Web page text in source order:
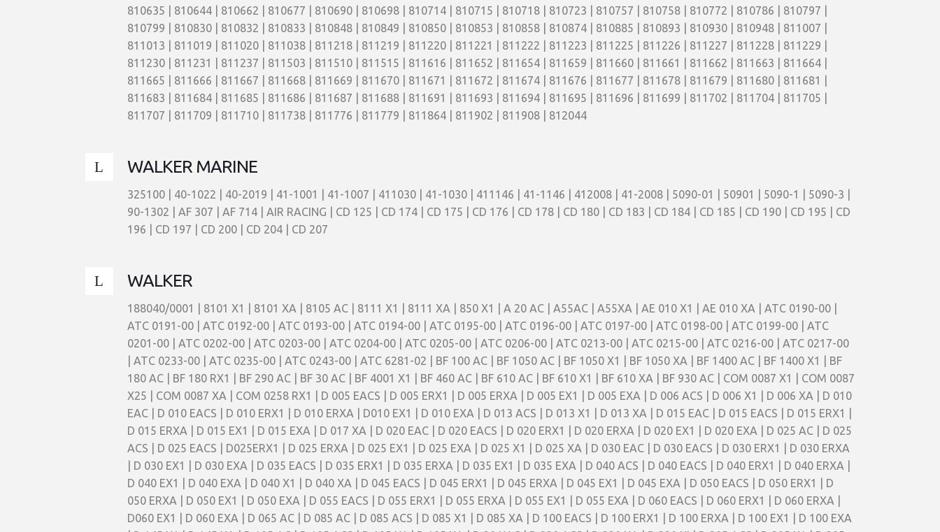
810635 | 810644 | 810662 | 810677 | 810690 | 810698 | 810714 | 810715 | 810718 | 810723 | 810757 | 810758 | 810772 | 810786 | 810797 |
810799 | 810830 | 810832 | 810833 | 810848 | 810849 | 810850 | 810853 | 810858 | 810874 | 810885 | 810893 | 810930 | 810948 | 811007 |
811013 | 811019 | 811020 | 811038 | 811218 | 811219 | 811220 | 811221 | 811222 | 811223 | 811225 | 811226 | 811227 | 811228 | 811229 |
811230 | 811231 | 811237 | 811503 | 811510 | 811515 | 811616 | 811652 | 811654 | 811659 | 811660 | 811661 | 811662 | 811663 | 811664 |
811665 | 811666 | 811667 | 811668 | 811669 | 811670 | 811671 | 811672 | 811674 | 811676 | 811677 | 811678 | 811679 | 811680 | 811681 |
811683 | 811684 | 811685 | 811686 | 811687 | 811688 | 811691 | 811693 | 811694 | 811695 | 811696 | 811699 | 811702 | 811704 | 811705 |
811707 | 811709 | 811710 | 811738 | 811776 | 811779 | 811864 | 811902 | 811908 | 812044
WALKER MARINE
325100 | 40-1022 | 40-2019 | 41-1001 | 41-1007 | 411030 | 41-1030 | 411146 | 41-1146 | 412008 | 41-2008 | 5090-01 | 50901 | 5090-1 | 5090-3 |
90-1302 | AF 307 | AF 714 | AIR RACING | CD 125 | CD 174 | CD 175 | CD 176 | CD 178 | CD 180 | CD 183 | CD 184 | CD 185 | CD 190 | CD 195 | CD
196 | CD 197 | CD 200 | CD 204 | CD 207
WALKER
188040/0001 | 8101 X1 | 8101 XA | 8105 AC | 8111 X1 | 8111 XA | 850 X1 | A 20 AC | A55AC | A55XA | AE 010 X1 | AE 010 XA | ATC 0190-00 |
ATC 0191-00 | ATC 0192-00 | ATC 0193-00 | ATC 0194-00 | ATC 0195-00 | ATC 0196-00 | ATC 0197-00 | ATC 0198-00 | ATC 0199-00 | ATC
0201-00 | ATC 0202-00 | ATC 0203-00 | ATC 0204-00 | ATC 0205-00 | ATC 0206-00 | ATC 0213-00 | ATC 0215-00 | ATC 0216-00 | ATC 0217-00
| ATC 0233-00 | ATC 0235-00 | ATC 0243-00 | ATC 6281-02 | BF 100 AC | BF 1050 AC | BF 1050 X1 | BF 1050 XA | BF 1400 AC | BF 1400 X1 | BF
180 AC | BF 180 RX1 | BF 290 AC | BF 30 AC | BF 4001 X1 | BF 460 AC | BF 610 AC | BF 610 X1 | BF 610 XA | BF 930 AC | COM 0087 X1 | COM 0087
X25 | COM 0087 XA | COM 0258 RX1 | D 005 EACS | D 005 ERX1 | D 005 ERXA | D 005 EX1 | D 005 EXA | D 006 ACS | D 006 X1 | D 006 XA | D 010
EAC | D 010 EACS | D 010 ERX1 | D 010 ERXA | D010 EX1 | D 010 EXA | D 013 ACS | D 013 X1 | D 013 XA | D 015 EAC | D 015 EACS | D 015 ERX1 |
D 015 ERXA | D 015 EX1 | D 015 EXA | D 017 XA | D 020 EAC | D 020 EACS | D 020 ERX1 | D 020 ERXA | D 020 EX1 | D 020 EXA | D 025 AC | D 025
ACS | D 025 EACS | D025ERX1 | D 025 ERXA | D 025 EX1 | D 025 EXA | D 025 X1 | D 025 XA | D 030 EAC | D 030 EACS | D 030 ERX1 | D 030 ERXA
| D 030 EX1 | D 030 EXA | D 035 EACS | D 035 ERX1 | D 035 ERXA | D 035 EX1 | D 035 EXA | D 040 ACS | D 040 EACS | D 040 ERX1 | D 040 ERXA |
D 040 EX1 | D 040 EXA | D 040 X1 | D 040 XA | D 045 EACS | D 045 ERX1 | D 045 ERXA | D 045 EX1 | D 045 EXA | D 050 EACS | D 050 ERX1 | D
050 ERXA | D 050 EX1 | D 050 EXA | D 055 EACS | D 055 ERX1 | D 055 ERXA | D 055 EX1 | D 055 EXA | D 060 EACS | D 060 ERX1 | D 060 ERXA |
D060 EX1 | D 060 EXA | D 065 AC | D 085 AC | D 085 ACS | D 085 X1 | D 085 XA | D 100 EACS | D 100 ERX1 | D 100 ERXA | D 100 EX1 | D 100 EXA